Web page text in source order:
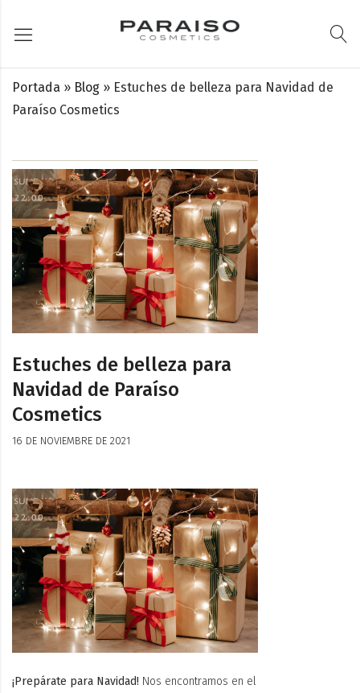
Portada » Blog » Estuches de belleza para Navidad de
Paraíso Cosmetics
Estuches de belleza para
Navidad de Paraíso
Cosmetics
16 DE NOVIEMBRE DE 2021
¡Prepárate para Navidad! Nos encontramos en el